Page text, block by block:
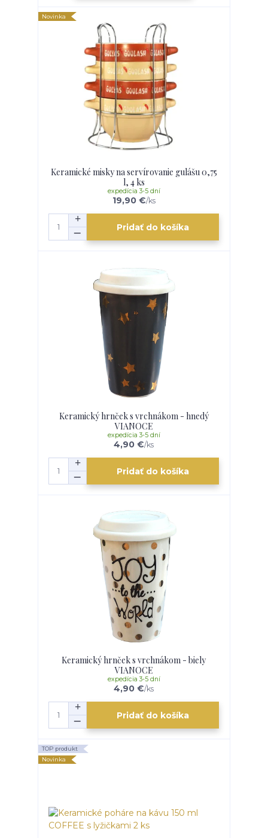
Novinka
Keramické misky na servírovanie gulášu 0,75
l, 4 ks
19,90 €/ks
expedícia 3-5 dní
Pridať do košíka
Keramický hrnček s vrchnákom - hnedý
VIANOCE
4,90 €/ks
expedícia 3-5 dní
Pridať do košíka
Keramický hrnček s vrchnákom - biely
VIANOCE
4,90 €/ks
expedícia 3-5 dní
Pridať do košíka
TOP produkt
Novinka